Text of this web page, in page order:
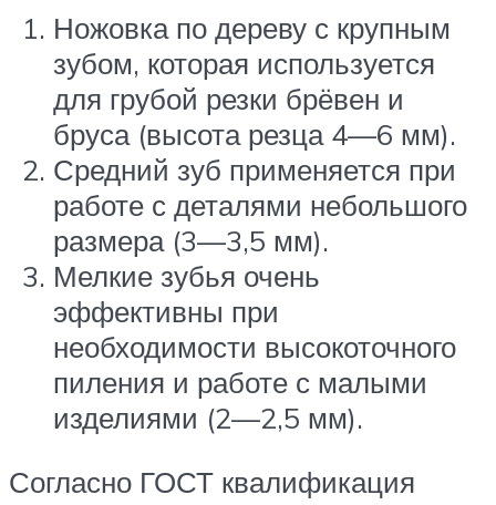
Ножовка по дереву с крупным
зубом, которая используется
для грубой резки брёвен и
бруса (высота резца 4—6 мм).
Средний зуб применяется при
работе с деталями небольшого
размера (3—3,5 мм).
Мелкие зубья очень
эффективны при
необходимости высокоточного
пиления и работе с малыми
изделиями (2—2,5 мм).
Согласно ГОСТ квалификация